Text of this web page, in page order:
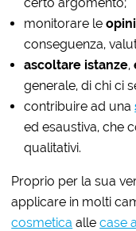
monitorare le
conseguenza,
ascoltare istanze,
generale, di chi ci
contribuire ad una
ed esaustiva, che
qualitativi.
Proprio per la sua
applicare in molti
cosmetica allecase